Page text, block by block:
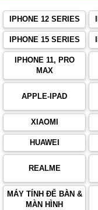
IPHONE 12 SERIES
IPHONE 15 SERIES
IPHONE 11, PRO
MAX
APPLE-IPAD
XIAOMI
HUAWEI
REALME
MÁY TÍNH ĐỂ BÀN &
MÀN HÌNH